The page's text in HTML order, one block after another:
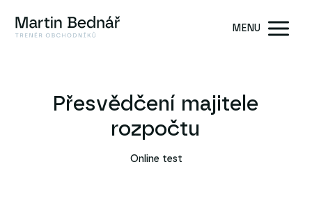
MENU
Přesvědčení majitele
rozpočtu
Online test